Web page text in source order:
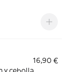
16,90 €